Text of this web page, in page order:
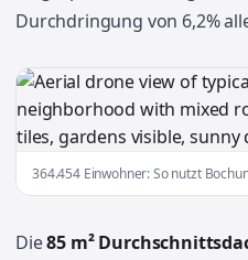
Durchdringung von 6,2%
364.454 Einwohner: So nutzt
Die85 m²